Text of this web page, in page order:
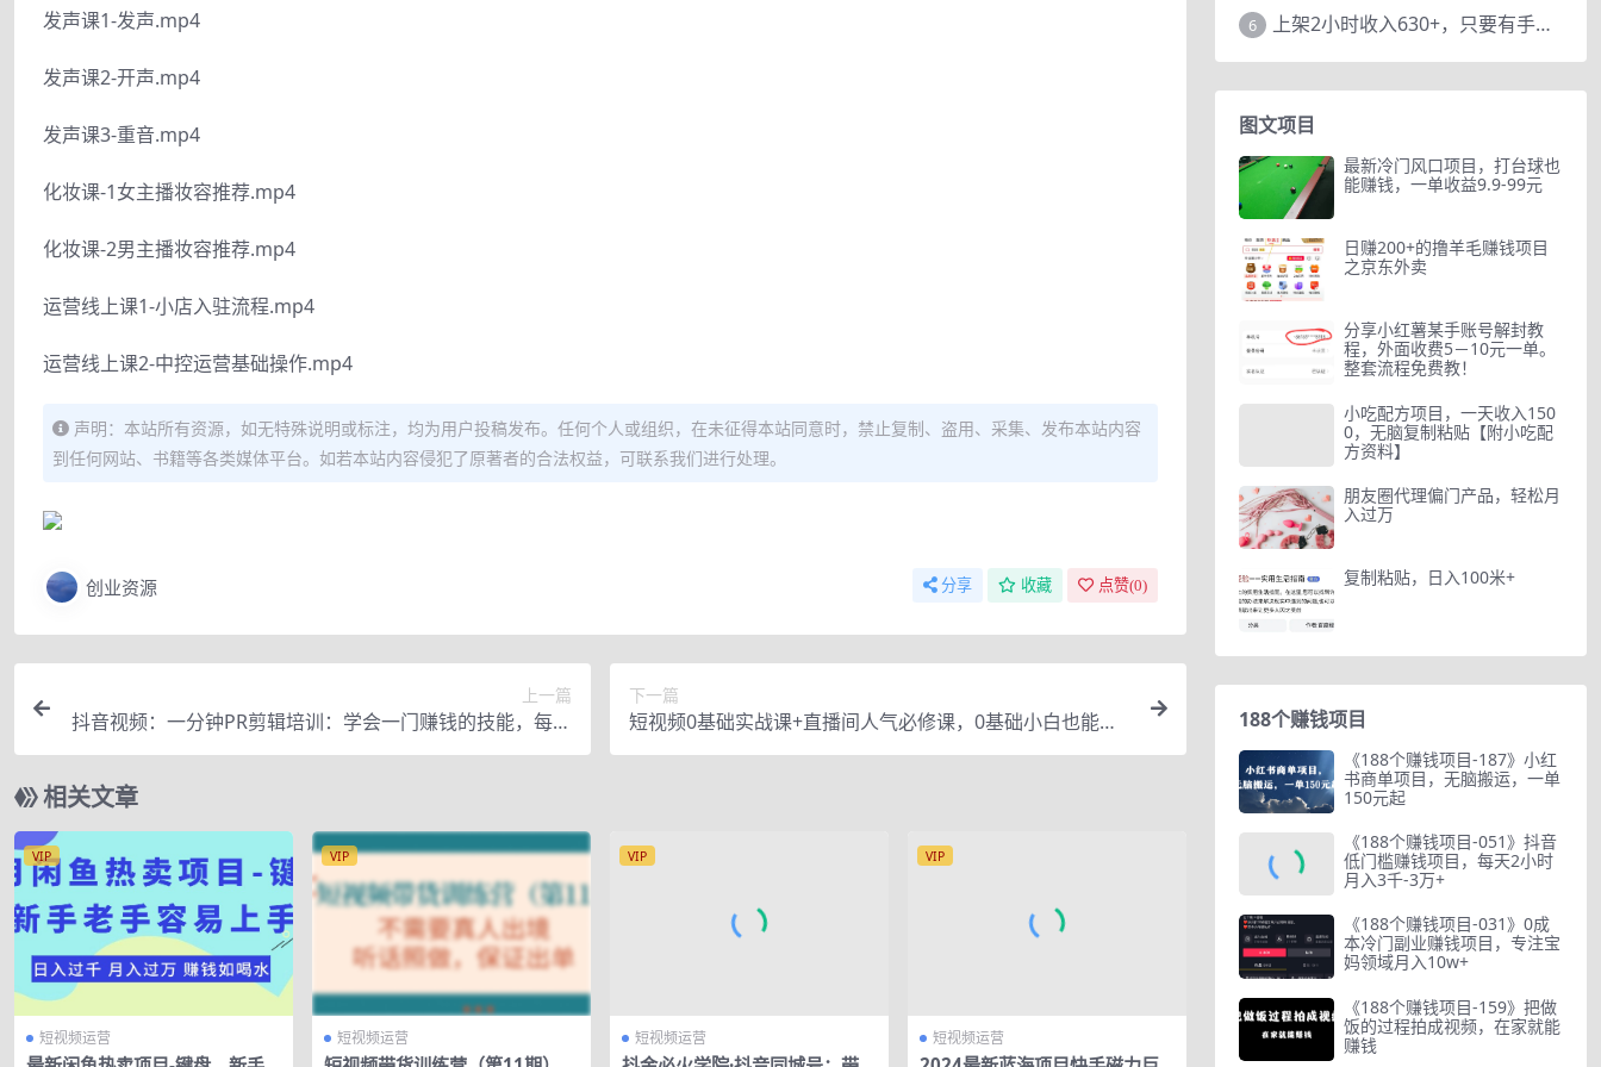
发声课1-发声.mp4
发声课2-开声.mp4
发声课3-重音.mp4
化妆课-1女主播妆容推荐.mp4
化妆课-2男主播妆容推荐.mp4
运营线上课1-小店入驻流程.mp4
运营线上课2-中控运营基础操作.mp4
声明：本站所有资源，如无特殊说明或标注，均为用户投稿发布。任何个人或组织，在未征得本站同意时，禁止复制、盗用、采集、发布本站内容
到任何网站、书籍等各类媒体平台。如若本站内容侵犯了原著者的合法权益，可联系我们进行处理。
创业资源 分享 收藏 点赞(0)
上一篇
抖音视频：一分钟PR剪辑培训：学会一门赚钱的技能，每节
课短小精悍
下一篇
短视频0基础实战课+直播间人气必修课，0基础小白也能学
会
相关文章
VIP
短视频运营
VIP
短视频运营
VIP
短视频运营
VIP
短视频运营
6 上架2小时收入630+，只要有手就能做的AI搞钱项目，奶奶看完都能学会!
图文项目
最新冷门风口项目，打台球也
能赚钱，一单收益9.9-99元
日赚200+的撸羊毛赚钱项目
之京东外卖
分享小红薯某手账号解封教
程，外面收费5－10元一单。
整套流程免费教！
小吃配方项目，一天收入150
0，无脑复制粘贴【附小吃配
方资料】
朋友圈代理偏门产品，轻松月
入过万
复制粘贴，日入100米+
188个赚钱项目
《188个赚钱项目-187》小红
书商单项目，无脑搬运，一单
150元起
《188个赚钱项目-051》抖音
低门槛赚钱项目，每天2小时
月入3千-3万+
《188个赚钱项目-031》0成
本冷门副业赚钱项目，专注宝
妈领域月入10w+
《188个赚钱项目-159》把做
饭的过程拍成视频，在家就能
赚钱